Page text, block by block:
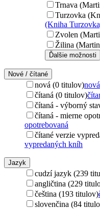
Trnava
Turzovka
(Kniha
Zvolen
Žilina
Ďalšie možnosti
Nové / čítané
nová (0 titulov)nová
čítaná (0 titulov)
čítaná - výborný
čítaná - mierne
opotrebovaná
čítané verzie
vypredaných kníh
Jazyk
cudzí jazyk (239
angličtina (229
čeština (193 titulov)
slovenčina (84